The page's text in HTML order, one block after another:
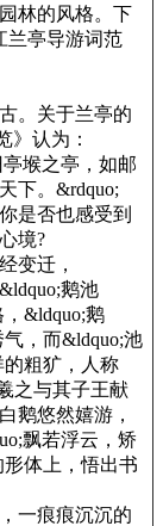
林的风格。下
兰亭导游词范
。关于兰亭的
》认为：
堠之亭，如邮
下。&rdquo;
是否也感受到
境?
变迁，
鹅池
&ldquo;鹅
，而&ldquo;池
的粗犷，人称
之与其子王献
鹅悠然嬉游，
飘若浮云，矫
体上，悟出书
一痕痕沉沉的